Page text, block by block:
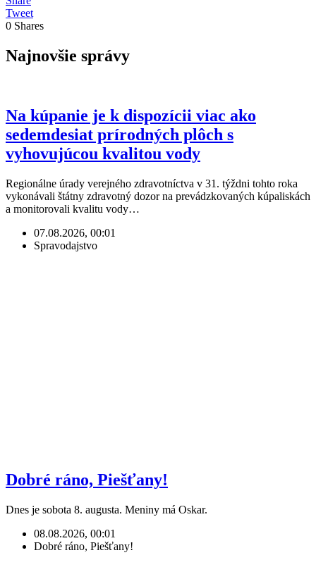
Tweet
0 Shares
Najnovšie správy
Na kúpanie je k dispozícii viac ako
sedemdesiat prírodných plôch s
vyhovujúcou kvalitou vody
Regionálne úrady verejného zdravotníctva v 31. týždni tohto roka
vykonávali štátny zdravotný dozor na prevádzkovaných kúpaliskách
a monitorovali kvalitu vody…
07.08.2026, 00:01
Spravodajstvo
Dobré ráno, Piešťany!
Dnes je sobota 8. augusta. Meniny má Oskar.
08.08.2026, 00:01
Dobré ráno, Piešťany!